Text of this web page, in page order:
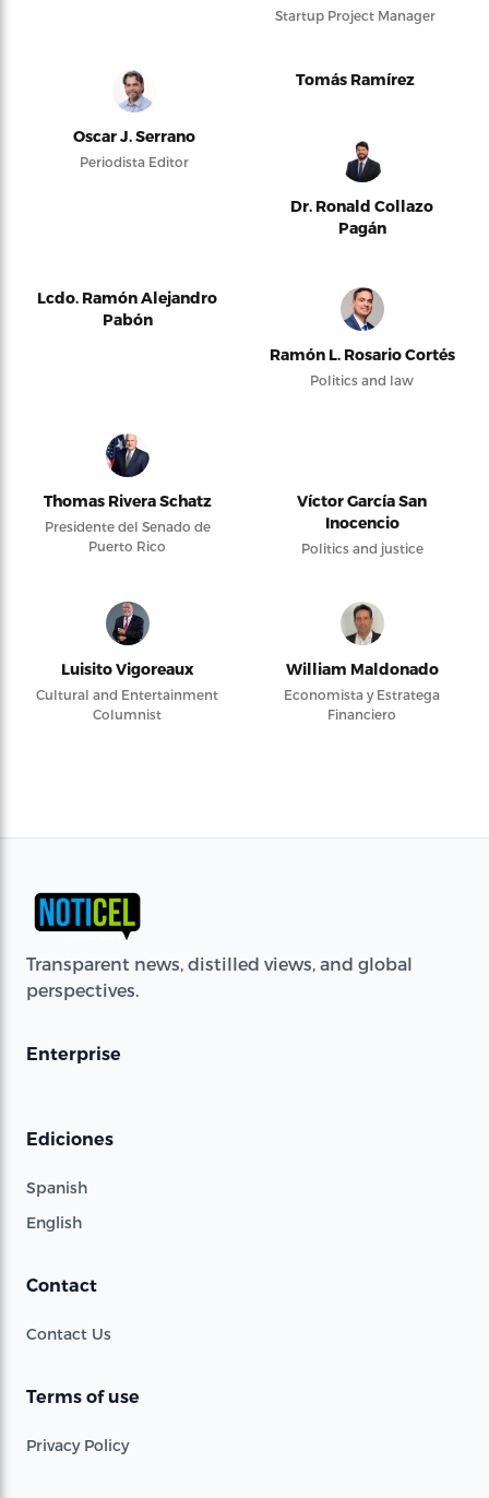
Startup Project Manager
Oscar J. Serrano
Periodista Editor
Tomás Ramírez
Dr. Ronald Collazo
Pagán
Lcdo. Ramón Alejandro
Pabón
Ramón L. Rosario Cortés
Politics and law
Thomas Rivera Schatz
Presidente del Senado de
Puerto Rico
Víctor García San
Inocencio
Politics and justice
Luisito Vigoreaux
Cultural and Entertainment
Columnist
William Maldonado
Economista y Estratega
Financiero
Transparent news, distilled views, and global
perspectives.
Enterprise
Ediciones
Spanish
English
Contact
Contact Us
Terms of use
Privacy Policy